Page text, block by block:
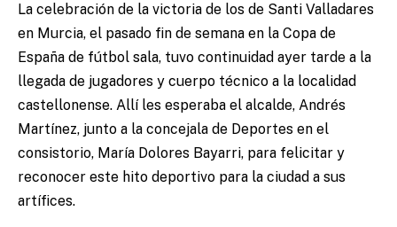
La celebración de la victoria de los de Santi Valladares
en Murcia, el pasado fin de semana en la Copa de
España de fútbol sala, tuvo continuidad ayer tarde a la
llegada de jugadores y cuerpo técnico a la localidad
castellonense. Allí les esperaba el alcalde, Andrés
Martínez, junto a la concejala de Deportes en el
consistorio, María Dolores Bayarri, para felicitar y
reconocer este hito deportivo para la ciudad a sus
artífices.